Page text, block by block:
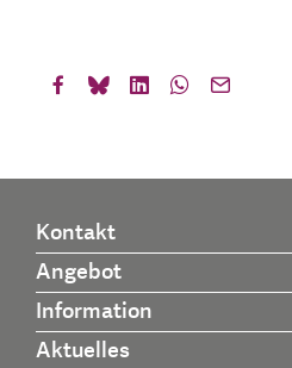
Kontakt
Angebot
Information
Aktuelles